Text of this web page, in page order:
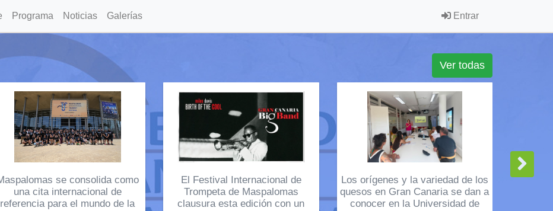
Programa Noticias Galerías Entrar
Ver todas
se consolida como
una cita internacional de
referencia para el mundo de la
El Festival Internacional de
Trompeta de Maspalomas
clausura esta edición con un
Los orígenes y la variedad de los
quesos en Gran Canaria se dan a
conocer en la Universidad de